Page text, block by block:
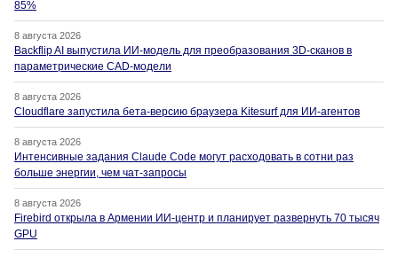
85%
8 августа 2026
Backflip AI выпустила ИИ-модель для преобразования 3D-сканов в
параметрические CAD-модели
8 августа 2026
Cloudflare запустила бета-версию браузера Kitesurf для ИИ-агентов
8 августа 2026
Интенсивные задания Claude Code могут расходовать в сотни раз
больше энергии, чем чат-запросы
8 августа 2026
Firebird открыла в Армении ИИ-центр и планирует развернуть 70 тысяч
GPU